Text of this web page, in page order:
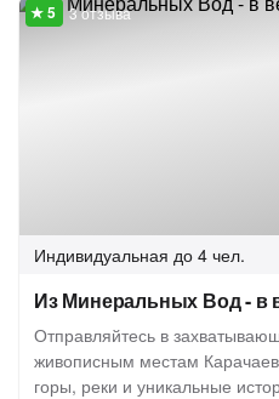
3 отзыва
Индивидуальная до 4 чел.
Из Минеральных Вод - в
Отправляйтесь в
живописным местам
горы, реки и уникальные